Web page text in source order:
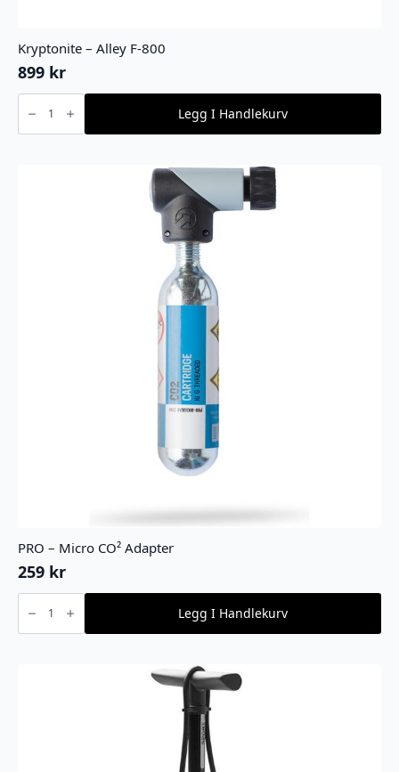
Kryptonite – Alley F-800
899 kr
Kryptonite
Alley
F-
Legg I Handlekurv
PRO – Micro CO² Adapter
259 kr
PRO
Micro
CO²
Legg I Handlekurv